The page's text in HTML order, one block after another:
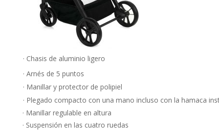
· Chasis de aluminio ligero
· Arnés de 5 puntos
· Manillar y protector de polipiel
· Plegado compacto con una mano incluso con la hamaca
· Manillar regulable en altura
· Suspensión en las cuatro ruedas